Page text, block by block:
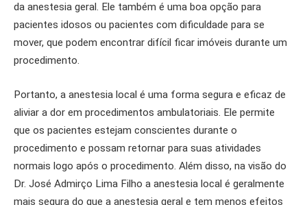
da anestesia geral. Ele também é uma boa opção para
pacientes idosos ou pacientes com dificuldade para se
mover, que podem encontrar difícil ficar imóveis durante um
procedimento.
Portanto, a anestesia local é uma forma segura e eficaz de
aliviar a dor em procedimentos ambulatoriais. Ele permite
que os pacientes estejam conscientes durante o
procedimento e possam retornar para suas atividades
normais logo após o procedimento. Além disso, na visão do
Dr. José Admirço Lima Filho a anestesia local é geralmente
mais segura do que a anestesia geral e tem menos efeitos